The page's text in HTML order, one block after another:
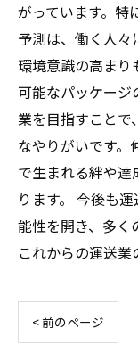
がっています。特
予測は、働く人々
環境意識の高まり
可能なパッケージ
業を目指すことで
なやりがいです。
で生まれる絆や
ります。 今後も
能性を開き、多く
これからの運送業
< 前のページ